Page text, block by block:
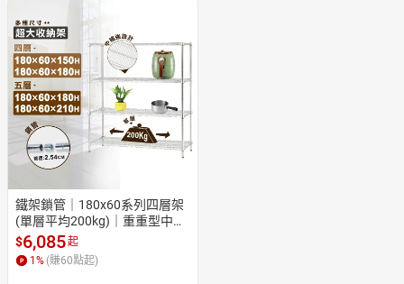
女裝 男裝
日本購物 電子/紙本書
HOT
鐵架鎖管｜180x60系列四層架
(單層平均200kg)｜重重型中補
強設計/架子/鐵力士架/貨架/置
物架/鍍鉻架/波浪架
$6,085起
1 % (賺60點起)